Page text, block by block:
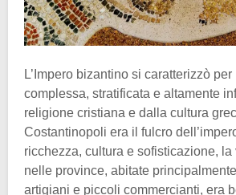
L’Impero bizantino si caratterizzò
complessa, stratificata e altamente
religione cristiana e dalla cultura
Costantinopoli era il fulcro
ricchezza, cultura e sofisticazione,
nelle province, abitate
artigiani e piccoli commercianti, era